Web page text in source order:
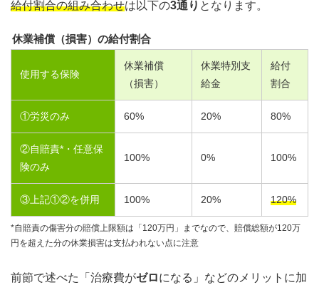
給付割合の組み合わせは以下の3通り となります。
休業補償（損害）の給付割合
使用する保険
休業補償
（損害）
休業特別支
給金
給付
割合
①労災のみ 60% 20% 80%
②自賠責*・任意保
険のみ
100% 0% 100%
③上記①②を併用 100% 20% 120%
*自賠責の傷害分の賠償上限額は「120万円」までなので、賠償総額が120万
円を超えた分の休業損害は支払われない点に注意
前節で述べた「治療費がゼロになる」などのメリットに加